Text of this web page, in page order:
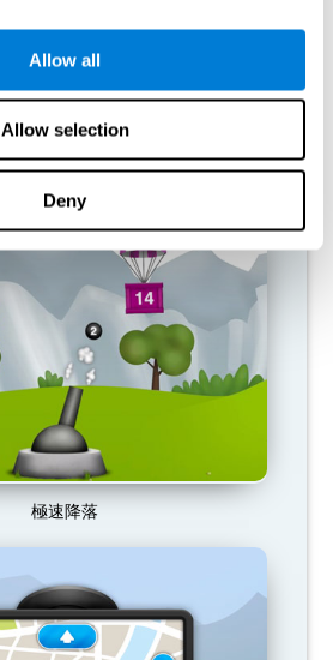
Allow all
Allow selection
Deny
極速降落